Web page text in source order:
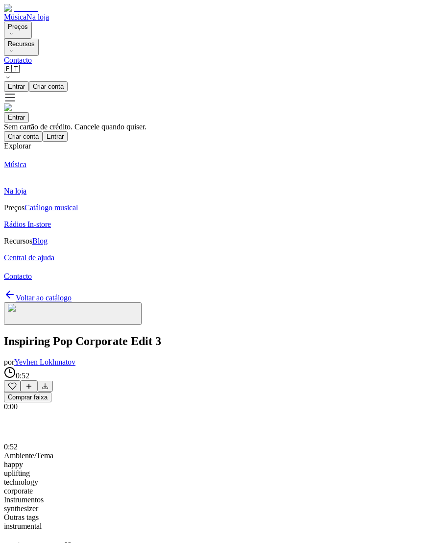
MúsicaNa loja
Preços
Recursos
Contacto
🇵🇹
Entrar Criar conta
Entrar
Sem cartão de crédito. Cancele quando quiser.
Criar conta Entrar
Explorar
Música
Na loja
PreçosCatálogo musical
Rádios In-store
RecursosBlog
Central de ajuda
Contacto
Voltar ao catálogo
Inspiring Pop Corporate Edit 3
porYevhen Lokhmatov
0:52
Comprar faixa
0:00
0:52
Ambiente/Tema
happy
uplifting
technology
corporate
Instrumentos
synthesizer
Outras tags
instrumental